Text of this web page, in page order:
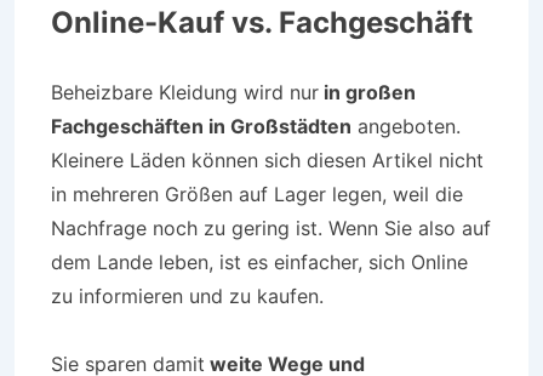
Online-Kauf vs. Fachgeschäft
Beheizbare Kleidung wird nur in großen
Fachgeschäften in Großstädten angeboten.
Kleinere Läden können sich diesen Artikel nicht
in mehreren Größen auf Lager legen, weil die
Nachfrage noch zu gering ist. Wenn Sie also auf
dem Lande leben, ist es einfacher, sich Online
zu informieren und zu kaufen.
Sie sparen damit weite Wege und